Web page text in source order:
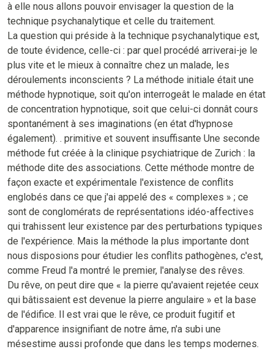
à elle nous allons pouvoir envisager la question de la
technique psychanalytique et celle du traitement.
La question qui préside à la technique psychanalytique est,
de toute évidence, celle-ci : par quel procédé arriverai-je le
plus vite et le mieux à connaître chez un malade, les
déroulements inconscients ? La méthode initiale était une
méthode hypnotique, soit qu'on interrogeât le malade en état
de concentration hypnotique, soit que celui-ci donnât cours
spontanément à ses imaginations (en état d'hypnose
également). . primitive et souvent insuffisante Une seconde
méthode fut créée à la clinique psychiatrique de Zurich : la
méthode dite des associations. Cette méthode montre de
façon exacte et expérimentale l'existence de conflits
englobés dans ce que j'ai appelé des « complexes » ; ce
sont de conglomérats de représentations idéo-affectives
qui trahissent leur existence par des perturbations typiques
de l'expérience. Mais la méthode la plus importante dont
nous disposions pour étudier les conflits pathogènes, c'est,
comme Freud l'a montré le premier, l'analyse des rêves.
Du rêve, on peut dire que « la pierre qu'avaient rejetée ceux
qui bâtissaient est devenue la pierre angulaire » et la base
de l'édifice. Il est vrai que le rêve, ce produit fugitif et
d'apparence insignifiant de notre âme, n'a subi une
mésestime aussi profonde que dans les temps modernes.